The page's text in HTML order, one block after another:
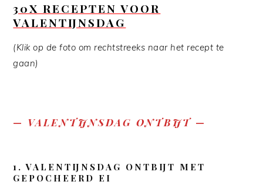
30X RECEPTEN VOOR
VALENTIJNSDAG
(Klik op de foto om rechtstreeks naar het recept te
gaan)
— VALENTIJNSDAG ONTBIJT —
1. VALENTIJNSDAG ONTBIJT MET
GEPOCHEERD EI